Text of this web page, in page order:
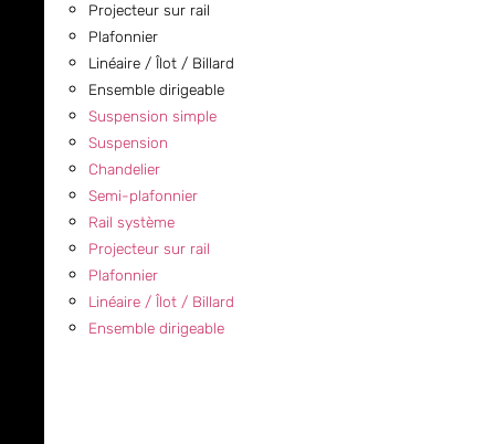
Projecteur sur rail
Plafonnier
Linéaire / Îlot / Billard
Ensemble dirigeable
Suspension simple
Suspension
Chandelier
Semi-plafonnier
Rail système
Projecteur sur rail
Plafonnier
Linéaire / Îlot / Billard
Ensemble dirigeable